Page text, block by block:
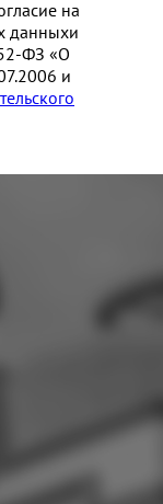
на
данныхи
ФЗ «О
и